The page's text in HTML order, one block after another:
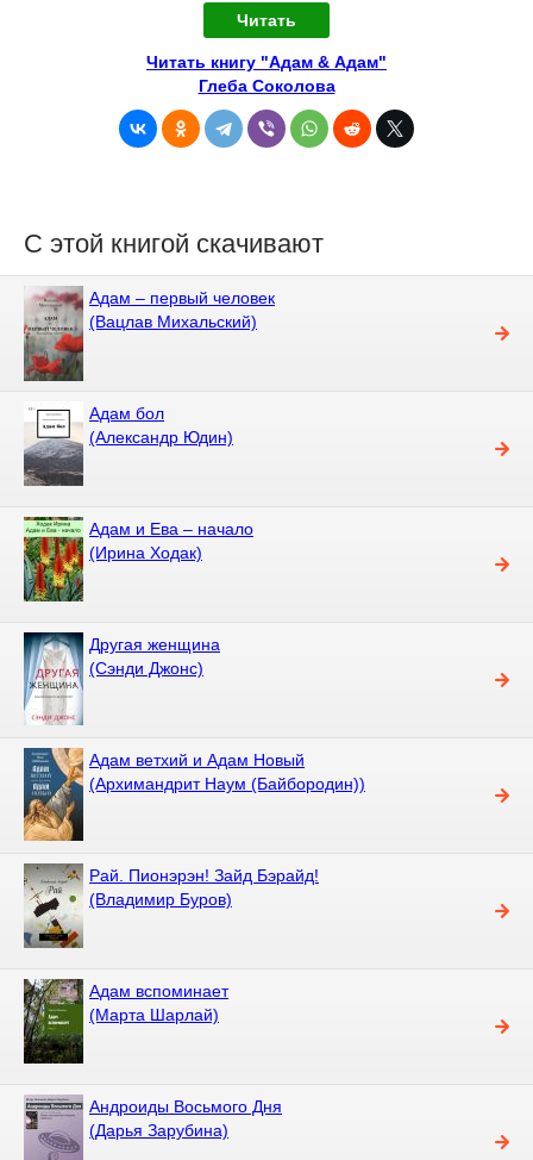
Читать
Читать книгу "Адам & Адам"
Глеба Соколова
С этой книгой скачивают
Адам – первый человек
(Вацлав Михальский)
Адам бол
(Александр Юдин)
Адам и Ева – начало
(Ирина Ходак)
Другая женщина
(Сэнди Джонс)
Адам ветхий и Адам Новый
(Архимандрит Наум (Байбородин))
Рай. Пионэрэн! Зайд Бэрайд!
(Владимир Буров)
Адам вспоминает
(Марта Шарлай)
Андроиды Восьмого Дня
(Дарья Зарубина)